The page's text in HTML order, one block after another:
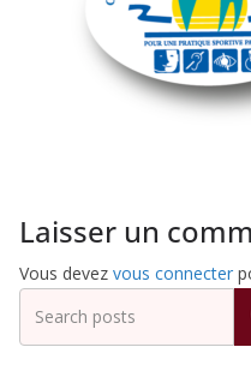
Hockey
de
Pessac
Laisser un
Vous devez vous connecter